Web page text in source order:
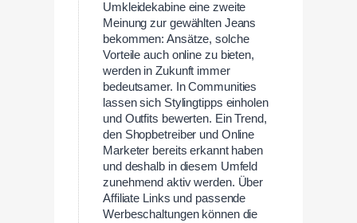
Umkleidekabine eine zweite
Meinung zur gewählten Jeans
bekommen: Ansätze, solche
Vorteile auch online zu bieten,
werden in Zukunft immer
bedeutsamer. In Communities
lassen sich Stylingtipps einholen
und Outfits bewerten. Ein Trend,
den Shopbetreiber und Online
Marketer bereits erkannt haben
und deshalb in diesem Umfeld
zunehmend aktiv werden. Über
Affiliate Links und passende
Werbeschaltungen können die